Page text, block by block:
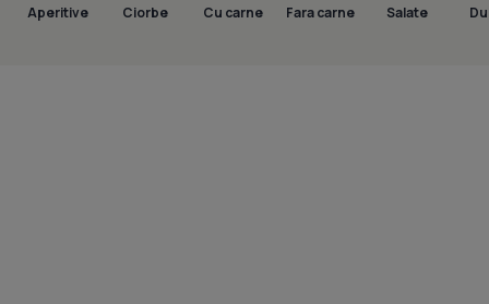
Aperitive Ciorbe Cu carne Fara carne Salate